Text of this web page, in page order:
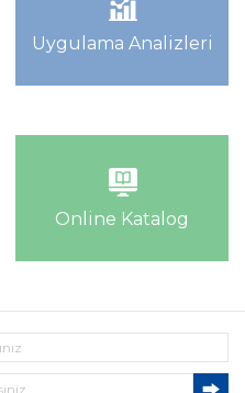
Uygulama Analizleri
Online Katalog